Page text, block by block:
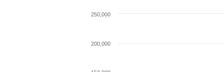
200,000
250,000